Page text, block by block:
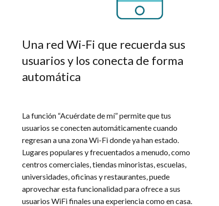
Una red Wi-Fi que recuerda sus
usuarios y los conecta de forma
automática
La función “Acuérdate de mí” permite que tus
usuarios se conecten automáticamente cuando
regresan a una zona Wi-Fi donde ya han estado.
Lugares populares y frecuentados a menudo, como
centros comerciales, tiendas minoristas, escuelas,
universidades, oficinas y restaurantes, puede
aprovechar esta funcionalidad para ofrece a sus
usuarios WiFi finales una experiencia como en casa.